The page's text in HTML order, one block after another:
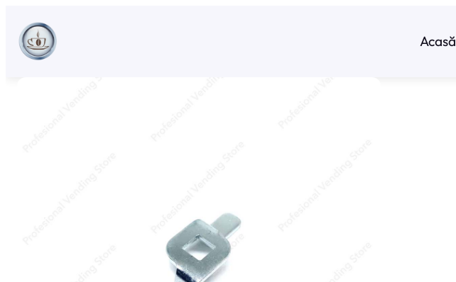
conținut
Acasă